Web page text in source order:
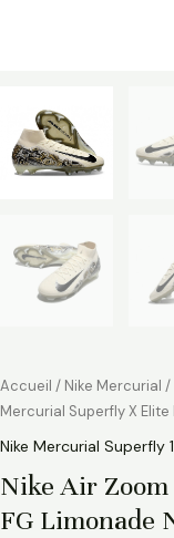
Accueil / Nike Mercurial /
Mercurial Superfly X Elite
Nike Mercurial Superfly
Nike Air
FG Limonade